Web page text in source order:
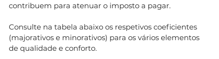
contribuem para atenuar o imposto a pagar.
Consulte na tabela abaixo os respetivos coeficientes
(majorativos e minorativos) para os vários elementos
de qualidade e conforto.